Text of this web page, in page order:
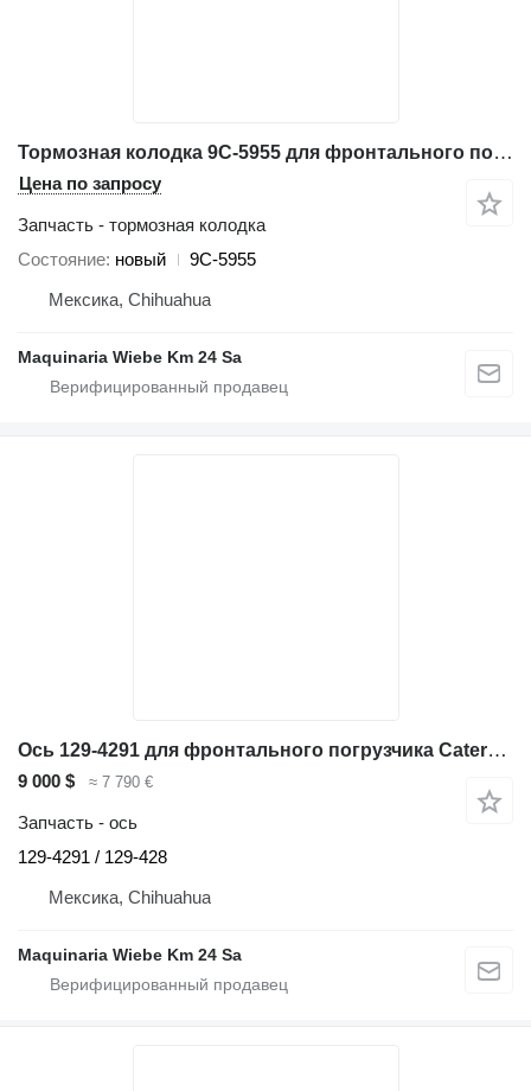
Тормозная колодка 9C-5955 для фронтального погрузчика Caterpillar 950F 960F 966H 972G 966G
Цена по запросу
Запчасть - тормозная колодка
Состояние новый
9C-5955
Мексика, Chihuahua
Maquinaria Wiebe Km 24 Sa
Ось 129-4291 для фронтального погрузчика Caterpillar 966G
9 000 $ ≈ 7 790 €
Запчасть - ось
129-4291 / 129-428
Мексика, Chihuahua
Maquinaria Wiebe Km 24 Sa